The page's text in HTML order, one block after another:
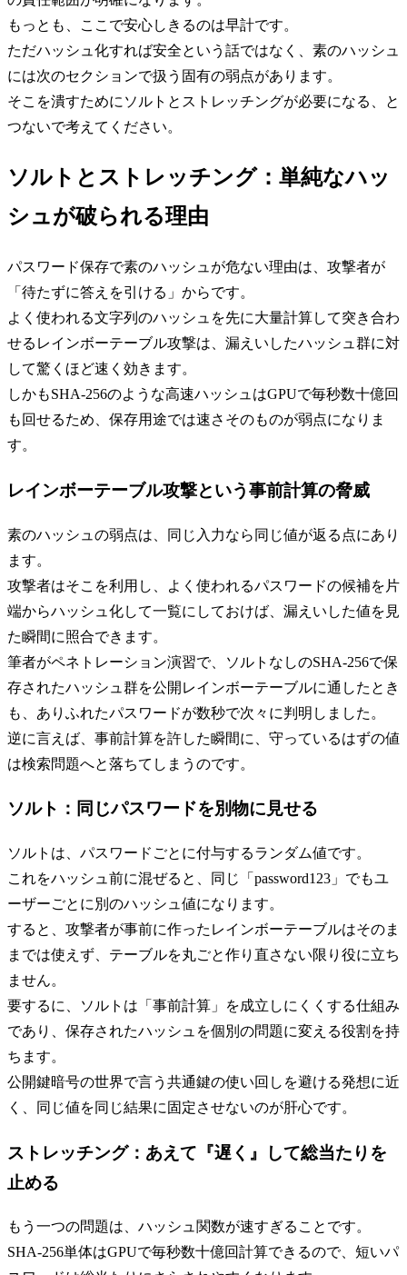
もっとも、ここで安心しきるのは早計です。
ただハッシュ化すれば安全という話ではなく、素のハッシュ
には次のセクションで扱う固有の弱点があります。
そこを潰すためにソルトとストレッチングが必要になる、と
つないで考えてください。
ソルトとストレッチング：単純なハッ
シュが破られる理由
パスワード保存で素のハッシュが危ない理由は、攻撃者が
「待たずに答えを引ける」からです。
よく使われる文字列のハッシュを先に大量計算して突き合わ
せるレインボーテーブル攻撃は、漏えいしたハッシュ群に対
して驚くほど速く効きます。
しかもSHA-256のような高速ハッシュはGPUで毎秒数十億回
も回せるため、保存用途では速さそのものが弱点になりま
す。
レインボーテーブル攻撃という事前計算の脅威
素のハッシュの弱点は、同じ入力なら同じ値が返る点にあり
ます。
攻撃者はそこを利用し、よく使われるパスワードの候補を片
端からハッシュ化して一覧にしておけば、漏えいした値を見
た瞬間に照合できます。
筆者がペネトレーション演習で、ソルトなしのSHA-256で保
存されたハッシュ群を公開レインボーテーブルに通したとき
も、ありふれたパスワードが数秒で次々に判明しました。
逆に言えば、事前計算を許した瞬間に、守っているはずの値
は検索問題へと落ちてしまうのです。
ソルト：同じパスワードを別物に見せる
ソルトは、パスワードごとに付与するランダム値です。
これをハッシュ前に混ぜると、同じ「password123」でもユ
ーザーごとに別のハッシュ値になります。
すると、攻撃者が事前に作ったレインボーテーブルはそのま
までは使えず、テーブルを丸ごと作り直さない限り役に立ち
ません。
要するに、ソルトは「事前計算」を成立しにくくする仕組み
であり、保存されたハッシュを個別の問題に変える役割を持
ちます。
公開鍵暗号の世界で言う共通鍵の使い回しを避ける発想に近
く、同じ値を同じ結果に固定させないのが肝心です。
ストレッチング：あえて『遅く』して総当たりを
止める
もう一つの問題は、ハッシュ関数が速すぎることです。
SHA-256単体はGPUで毎秒数十億回計算できるので、短いパ